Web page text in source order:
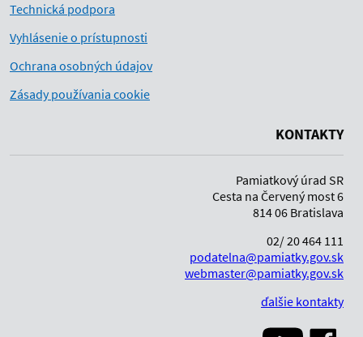
Technická podpora
Vyhlásenie o prístupnosti
Ochrana osobných údajov
Zásady používania cookie
KONTAKTY
Pamiatkový úrad SR
Cesta na Červený most 6
814 06 Bratislava
02/ 20 464 111
podatelna@pamiatky.gov.sk
webmaster@pamiatky.gov.sk
ďalšie kontakty